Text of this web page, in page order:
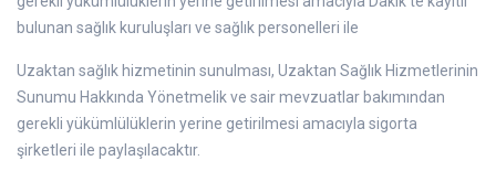
bulunan sağlık kuruluşları ve sağlık personelleri ile
Uzaktan sağlık hizmetinin sunulması, Uzaktan Sağlık Hizmetlerinin
Sunumu Hakkında Yönetmelik ve sair mevzuatlar bakımından
gerekli yükümlülüklerin yerine getirilmesi amacıyla sigorta
şirketleri ile paylaşılacaktır.